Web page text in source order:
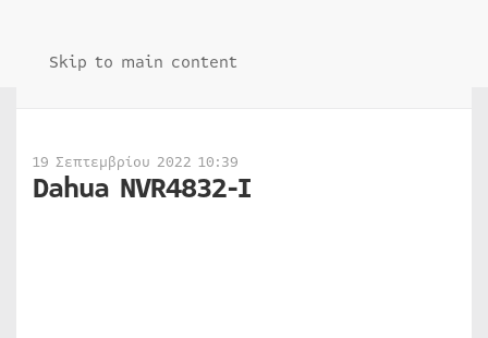
Skip to main content
19 Σεπτεμβρίου 2022 10:39
Dahua NVR4832-I